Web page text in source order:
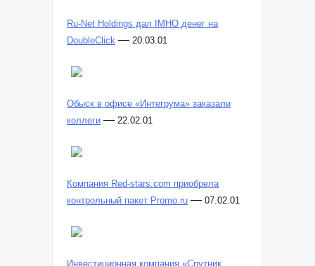
Ru-Net Holdings дал IMHO денег на
DoubleClick — 20.03.01
Обыск в офисе «Интегрума» заказали
коллеги — 22.02.01
Компания Red-stars.com приобрела
контрольный пакет Promo.ru — 07.02.01
Инвестиционная компания «Спутник